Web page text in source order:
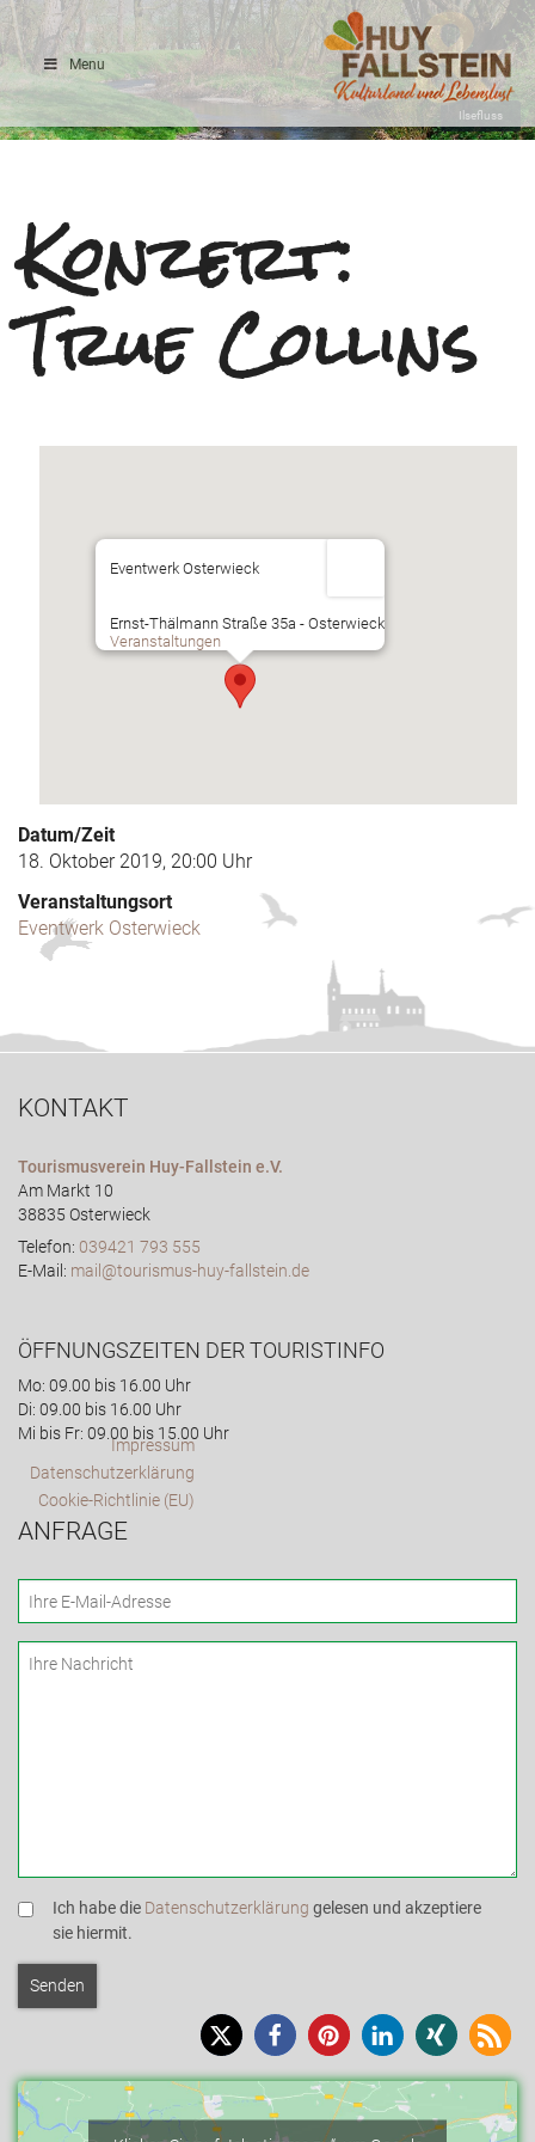
Menu
Ilsefluss
Konzert:
True Collins
Eventwerk Osterwieck
Ernst-Thälmann Straße 35a - Osterwieck
Veranstaltungen
Datum/Zeit
18. Oktober 2019, 20:00 Uhr
Veranstaltungsort
Eventwerk Osterwieck
KONTAKT
Tourismusverein Huy-Fallstein e.V.
Am Markt 10
38835 Osterwieck
Telefon: 039421 793 555
E-Mail: mail@tourismus-huy-fallstein.de
ÖFFNUNGSZEITEN DER TOURISTINFO
Mo: 09.00 bis 16.00 Uhr
Di: 09.00 bis 16.00 Uhr
Mi bis Fr: 09.00 bis 15.00 Uhr
Impressum
Datenschutzerklärung
Cookie-Richtlinie (EU)
ANFRAGE
Ich habe die Datenschutzerklärung gelesen und akzeptiere
sie hiermit.